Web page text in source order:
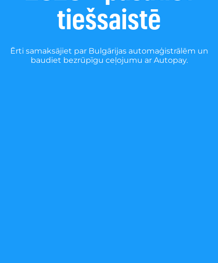
tiešsaistē
Ērti samaksājiet par Bulgārijas automaģistrālēm un
baudiet bezrūpīgu ceļojumu ar Autopay.